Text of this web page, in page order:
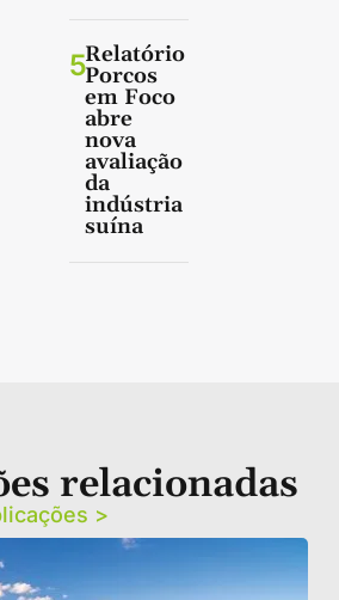
5Relatório
Porcos
em Foco
abre
nova
avaliação
da
indústria
suína
relacionadas
>